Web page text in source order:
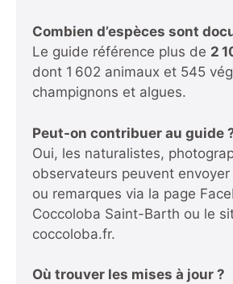
Combien d’espèces sont
Le guide référence plus de 2
dont 1 602 animaux et 545
champignons et algues.
Peut-on contribuer au guide
Oui, les naturalistes,
observateurs peuvent
ou remarques via la page
Coccoloba Saint-Barth ou le
coccoloba.fr.
Où trouver les mises à jour ?